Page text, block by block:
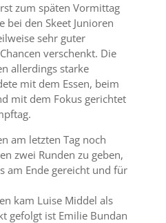
zum späten Vormittag
bei den Skeet Junioren
sehr guter
verschenkt. Die
allerdings starke
mit dem Essen, beim
mit dem Fokus gerichtet
am letzten Tag noch
zwei Runden zu geben,
am Ende gereicht und für
kam Luise Middel als
gefolgt ist Emilie Bundan